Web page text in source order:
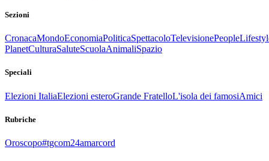
Sezioni
CronacaMondoEconomiaPoliticaSpettacoloTelevisionePeople
PlanetCulturaSaluteScuolaAnimaliSpazio
Speciali
Elezioni ItaliaElezioni esteroGrande FratelloL'isola dei famosiAmici
Rubriche
Oroscopo#tgcom24amarcord